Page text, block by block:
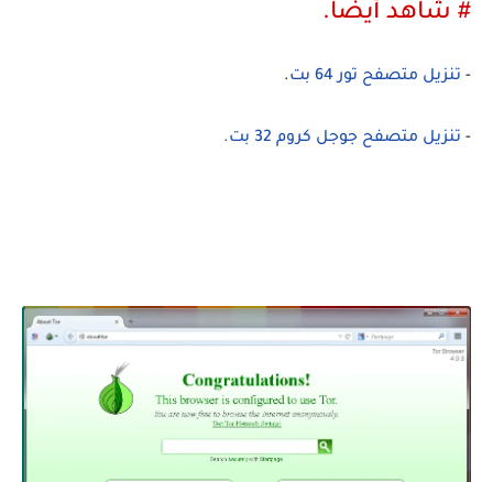
# شاهد أيضًا.
- تنزيل متصفح تور 64 بت .
- تنزيل متصفح جوجل كروم 32 بت.